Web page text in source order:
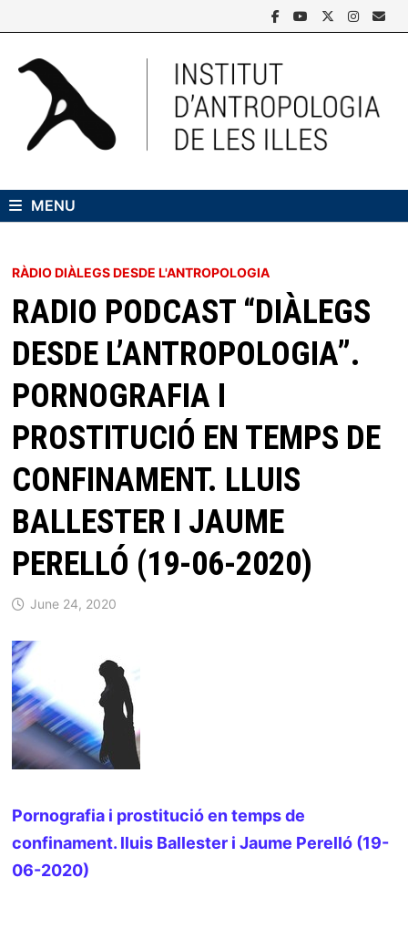
to
content
MENU
RÀDIO DIÀLEGS DESDE L'ANTROPOLOGIA
RADIO PODCAST “DIÀLEGS
DESDE L’ANTROPOLOGIA”.
PORNOGRAFIA I
PROSTITUCIÓ EN TEMPS DE
CONFINAMENT. LLUIS
BALLESTER I JAUME
PERELLÓ (19-06-2020)
June 24, 2020
Pornografia i prostitució en temps de
confinament. lluis Ballester i Jaume Perelló (19-
06-2020)